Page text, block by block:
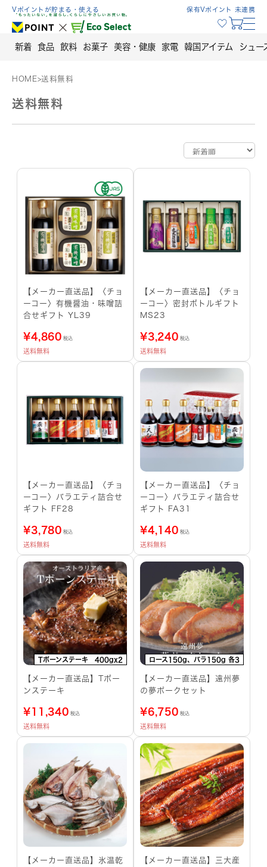
Skip
content
Vポイントが貯まる・使える 保有Vポイント 未連携
新着 食品 飲料 お菓子 美容・健康 家電 韓国アイテム シュー
HOME>送料無料
送料無料
【メーカー直送品】〈チョ
ーコー〉有機醤油・味噌詰
合せギフト YL39
¥4,860 税込
送料無料
【メーカー直送品】〈チョ
ーコー〉密封ボトルギフト
MS23
¥3,240 税込
送料無料
【メーカー直送品】〈チョ
ーコー〉バラエティ詰合せ
ギフト FF28
¥3,780 税込
送料無料
【メーカー直送品】〈チョ
ーコー〉バラエティ詰合せ
ギフト FA31
¥4,140 税込
送料無料
Tボーンステーキ 400gx2
【メーカー直送品】Tボー
ンステーキ
¥11,340 税込
送料無料
ロース150g、バラ150g 各3
【メーカー直送品】遠州夢
の夢ポークセット
¥6,750 税込
送料無料
【メーカー直送品】氷温乾
【メーカー直送品】三大産